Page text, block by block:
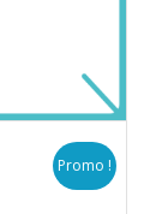
Promo !